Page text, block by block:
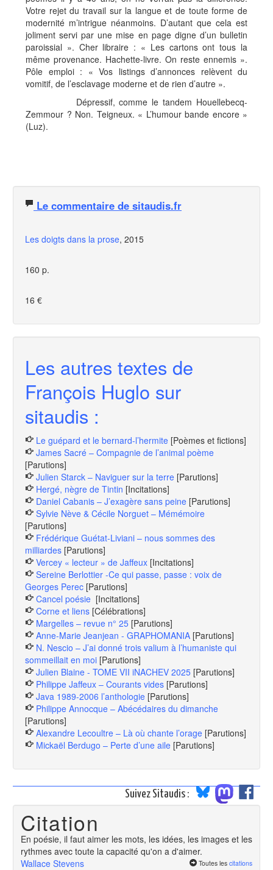
Votre rejet du travail sur la langue et de toute forme de
modernité m’intrigue néanmoins. D’autant que cela est
joliment servi par une mise en page digne d’un bulletin
paroissial ». Cher libraire : « Les cartons ont tous la
même provenance. Hachette-livre. On reste ennemis ».
Pôle emploi : « Vos listings d’annonces relèvent du
vomitif, de l’esclavage moderne et de rien d’autre ».
Dépressif, comme le tandem Houellebecq-
Zemmour ? Non. Teigneux. « L’humour bande encore »
(Luz).
Le commentaire de sitaudis.fr
Les doigts dans la prose, 2015
160 p.
16 €
Les autres textes de
François Huglo sur
sitaudis :
Le guépard et le bernard-l’hermite [Poèmes et fictions]
James Sacré – Compagnie de l’animal poème
[Parutions]
Julien Starck – Naviguer sur la terre [Parutions]
Hergé, nègre de Tintin [Incitations]
Daniel Cabanis – J’exagère sans peine [Parutions]
Sylvie Nève & Cécile Norguet – Mémémoire
[Parutions]
Frédérique Guétat-Liviani – nous sommes des
milliardes [Parutions]
Vercey « lecteur » de Jaffeux [Incitations]
Sereine Berlottier -Ce qui passe, passe : voix de
Georges Perec [Parutions]
Cancel poésie [Incitations]
Corne et liens [Célébrations]
Margelles – revue n° 25 [Parutions]
Anne-Marie Jeanjean - GRAPHOMANIA [Parutions]
N. Nescio – J’ai donné trois valium à l’humaniste qui
sommeillait en moi [Parutions]
Julien Blaine - TOME VII iNACHEV 2025 [Parutions]
Philippe Jaffeux – Courants vides [Parutions]
Java 1989-2006 l’anthologie [Parutions]
Philippe Annocque – Abécédaires du dimanche
[Parutions]
Alexandre Lecoultre – Là où chante l’orage [Parutions]
Mickaël Berdugo – Perte d’une aile [Parutions]
Suivez Sitaudis :
Citation
En poésie, il faut aimer les mots, les idées, les images et les
rythmes avec toute la capacité qu'on a d'aimer.
Wallace Stevens
Toutes les citations